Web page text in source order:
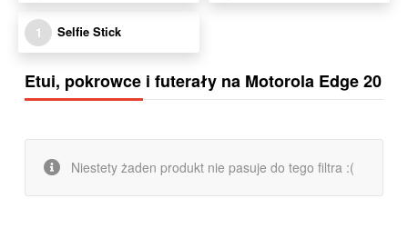
1 Selfie Stick
Etui, pokrowce i futerały na Motorola Edge 20
Niestety żaden produkt nie pasuje do tego filtra :(